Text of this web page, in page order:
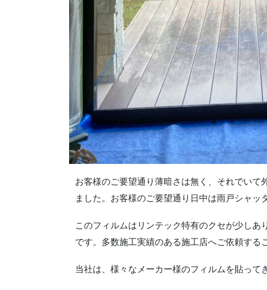
お客様のご要望通り薄暗さは無く、それでいて
ました。お客様のご要望通り日中は雨戸シャッ
このフィルムはリンテック特有のクセが少し
です。多数施工実績のある施工店へご依頼する
当社は、様々なメーカー様のフィルムを貼って